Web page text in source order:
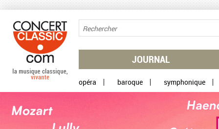
JOURNAL
opéra baroque symphonique